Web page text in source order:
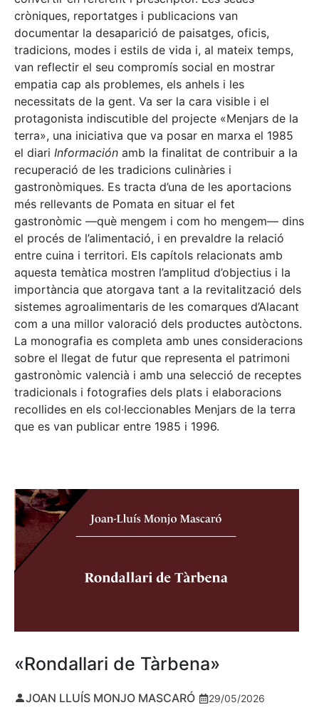
cròniques, reportatges i publicacions van
documentar la desaparició de paisatges, oficis,
tradicions, modes i estils de vida i, al mateix temps,
van reflectir el seu compromís social en mostrar
empatia cap als problemes, els anhels i les
necessitats de la gent. Va ser la cara visible i el
protagonista indiscutible del projecte «Menjars de la
terra», una iniciativa que va posar en marxa el 1985
el diari Información amb la finalitat de contribuir a la
recuperació de les tradicions culinàries i
gastronòmiques. Es tracta d’una de les aportacions
més rellevants de Pomata en situar el fet
gastronòmic —què mengem i com ho mengem— dins
el procés de l’alimentació, i en prevaldre la relació
entre cuina i territori. Els capítols relacionats amb
aquesta temàtica mostren l’amplitud d’objectius i la
importància que atorgava tant a la revitalització dels
sistemes agroalimentaris de les comarques d’Alacant
com a una millor valoració dels productes autòctons.
La monografia es completa amb unes consideracions
sobre el llegat de futur que representa el patrimoni
gastronòmic valencià i amb una selecció de receptes
tradicionals i fotografies dels plats i elaboracions
recollides en els col·leccionables Menjars de la terra
que es van publicar entre 1985 i 1996.
«Rondallari de Tàrbena»
JOAN LLUÍS MONJO MASCARÓ 29/05/2026